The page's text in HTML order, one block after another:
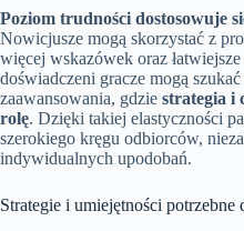
Poziom trudności dostosowuje
Nowicjusze mogą skorzystać z
więcej wskazówek oraz
doświadczeni gracze mogą
zaawansowania, gdzie strategia i
rolę. Dzięki takiej elastyczności
szerokiego kręgu odbiorców,
indywidualnych upodobań.
Strategie i umiejętności